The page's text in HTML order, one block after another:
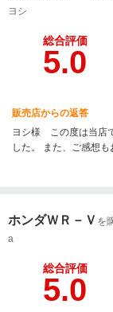
ヨシ
総合評価
5.0
販売店からの返答
ヨシ様 この度は当店
した。 また、ご感想
進してまいります！今
ホンダＷＲ－Ｖ を
a
総合評価
5.0